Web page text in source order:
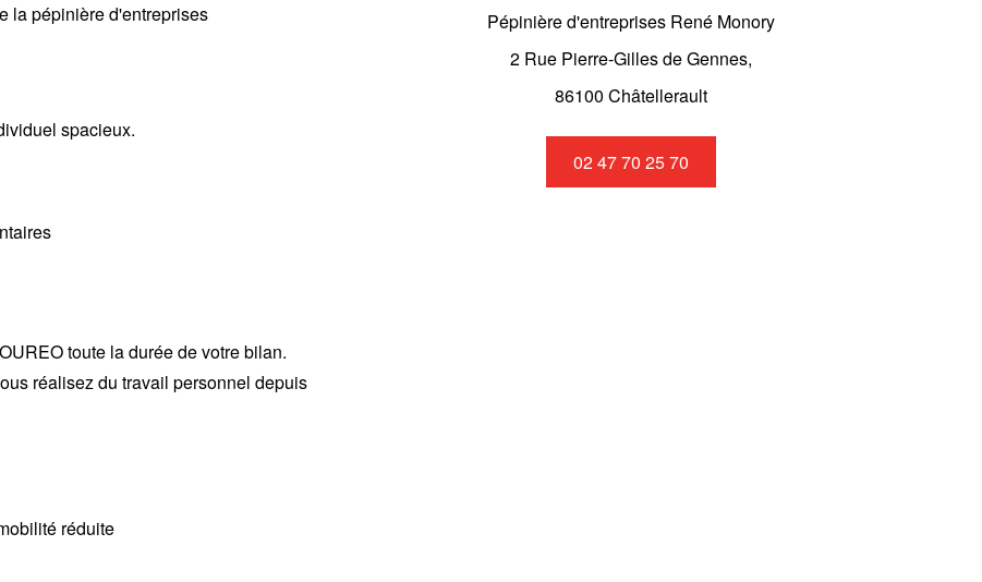
la pépinière d'entreprises
spacieux.
toute la durée de votre bilan.
réalisez du travail personnel depuis
réduite
Pépinière d'entreprises René Monory
2 Rue Pierre-Gilles de Gennes,
86100 Châtellerault
02 47 70 25 70